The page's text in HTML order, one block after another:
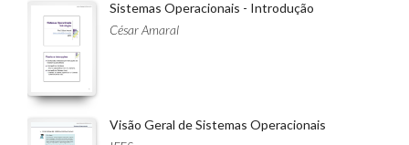
Sistemas Operacionais - Introdução
César Amaral
Visão Geral de Sistemas Operacionais